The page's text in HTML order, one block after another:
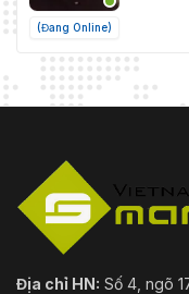
(Đang Online)
Địa chỉ HN: Số 4, ngõ